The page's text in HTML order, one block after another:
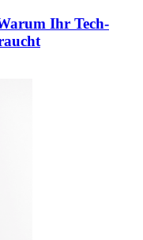
Ihr Tech-